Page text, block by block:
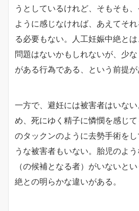
うとしているけれど、そもそも
ように感じなければ、あえてそ
る必要もない。人工妊娠中絶と
問題はないかもしれないが、少
がある行為である、という前提が
一方で、避妊には被害者はいな
め、死にゆく精子に憐憫を感じ
のタックンのように去勢手術を
うな被害者もいない。胎児のよ
（の候補となる者）がいないと
絶との明らかな違いがある。